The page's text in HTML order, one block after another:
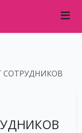
СОТРУДНИКОВ